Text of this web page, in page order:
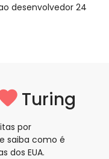
desenvolvedor 24
Turing
por
saiba como é
dos EUA.